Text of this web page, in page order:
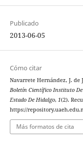
Publicado
2013-06-05
Cómo citar
Navarrete Hernández, J. de
Boletín Científico Instituto
Estado De Hidalgo, 1(2).
https://
Más formatos de cita